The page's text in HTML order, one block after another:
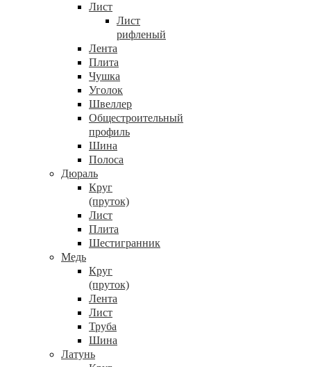
Лист
Лист
рифленый
Лента
Плита
Чушка
Уголок
Швеллер
Общестроительный
профиль
Шина
Полоса
Дюраль
Круг
(пруток)
Лист
Плита
Шестигранник
Медь
Круг
(пруток)
Лента
Лист
Труба
Шина
Латунь